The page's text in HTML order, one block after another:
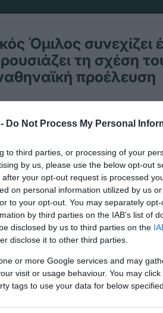
Do Not Process My Personal
to third parties, or processing of your
by us, please use the below opt-out
your opt-out request is processed
on personal information utilized by us
to your opt-out. You may separately
by third parties on the IAB’s list of
disclosed by us to third parties on the
disclose it to other third parties.
or more Google services and may
visit or usage behaviour. You may
tags to use your data for below
Όμιλος συνεχίζει
τη σχέση
προέλευση
ονομασία της
1947 κατά την διάρκεια του
χρόνια.Για πολλά
και μάλιστα για κάποιο
χρώματα και τριφύλλι!
σύλλογος της πόλης,
στα πρωταθλήματα της
το κύπελλο Ε.Π.Σ.Α. το